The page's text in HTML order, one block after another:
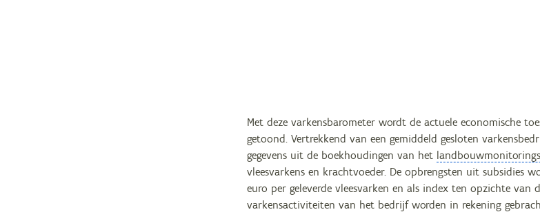
Met deze varkensbarometer wordt de actuele economische
getoond. Vertrekkend van een gemiddeld gesloten
gegevens uit de boekhoudingen van het
vleesvarkens en krachtvoeder. De opbrengsten uit subsidies
euro per geleverde vleesvarken en als index ten opzichte van
varkensactiviteiten van het bedrijf worden in rekening